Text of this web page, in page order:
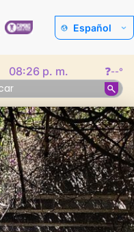
Español
08:26 p. m. ❓--°